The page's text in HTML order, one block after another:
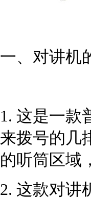
一、对讲机
1. 这是一款
来拨号的几
的听筒区域
2. 这款对讲